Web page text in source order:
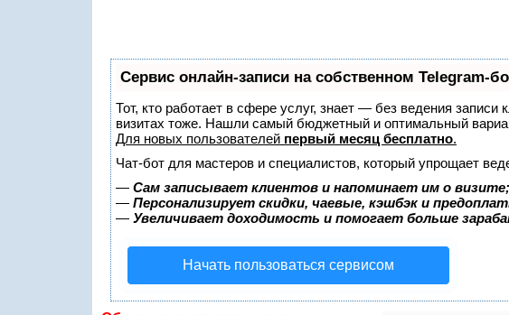
Сервис онлайн-записи на собственном Telegram-
Тот, кто работает в сфере услуг, знает — без ведения
визитах тоже. Нашли самый бюджетный и оптимальный
Для новых пользователей первый месяц бесплатно.
Чат-бот для мастеров и специалистов, который упрощает
— Сам записывает клиентов и напоминает им о визите;
— Персонализирует скидки, чаевые, кэшбэк и
— Увеличивает доходимость и помогает больше
Начать пользоваться сервисом